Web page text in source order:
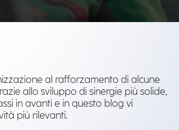
al rafforzamento di alcune
allo sviluppo di sinergie più solide,
in avanti e in questo blog vi
più rilevanti.